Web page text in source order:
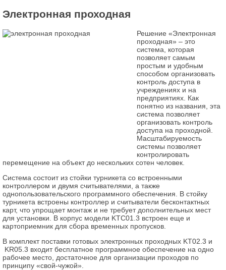
Электронная проходная
Решение «Электронная
проходная» – это
система, которая
позволяет самым
простым и удобным
способом организовать
контроль доступа в
учреждениях и на
предприятиях. Как
понятно из названия, эта
система позволяет
организовать контроль
доступа на проходной.
Масштабируемость
системы позволяет
контролировать
перемещение на объект до нескольких сотен человек.
Система состоит из стойки турникета со встроенными
контроллером и двумя считывателями, а также
однопользовательского программного обеспечения. В стойку
турникета встроены контроллер и считыватели бесконтактных
карт, что упрощает монтаж и не требует дополнительных мест
для установки. В корпус модели KTC01.3 встроен еще и
картоприемник для сбора временных пропусков.
В комплект поставки готовых электронных проходных KT02.3 и
KR05.3 входит бесплатное программное обеспечение на одно
рабочее место, достаточное для организации проходов по
принципу «свой-чужой».